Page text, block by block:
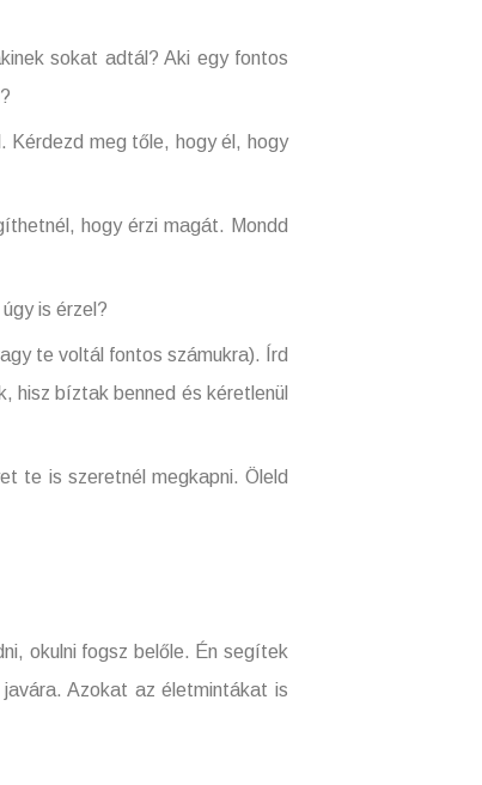
sokat adtál? Aki egy fontos
meg tőle, hogy él, hogy
hogy érzi magát. Mondd
is érzel?
te voltál fontos számukra). Írd
hisz bíztak benned és kéretlenül
is szeretnél megkapni. Öleld
okulni fogsz belőle. Én segítek
Azokat az életmintákat is